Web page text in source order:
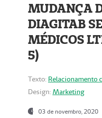
MUDANÇA
DIAGITAB
MÉDICOS
5)
Texto: Relacionamento
Design: Marketing
03 de novembro, 2020